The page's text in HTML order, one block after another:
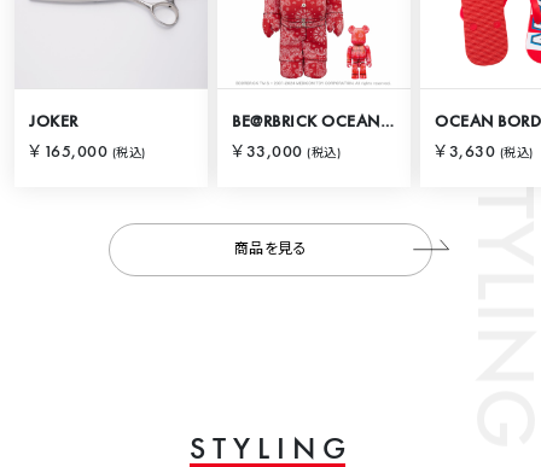
JOKER
￥165,000 (税込)
BE@RBRICK OCEAN TOKYO 100％ & 400％
￥33,000 (税込) ￥3,630 (税込)
商品を見る
S T Y L N G STYLING